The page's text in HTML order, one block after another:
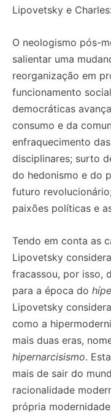
Registe-se na nossa
no seu email os
novidades.
Insira o
subscrever:
Registe-se na nossa
no seu email os
novidades.
Insira o
subscrever:
Lipovetsky e Charles:
O neologismo pós-
salientar uma
reorganização em
funcionamento
democráticas
consumo e da
enfraquecimento
disciplinares; surto
do hedonismo e do
futuro
paixões políticas e
Tendo em conta as
Lipovetsky
fracassou, por isso,
para a época do
Lipovetsky
como a
mais duas eras,
hipernarcisismo.
mais de sair do
racionalidade
própria